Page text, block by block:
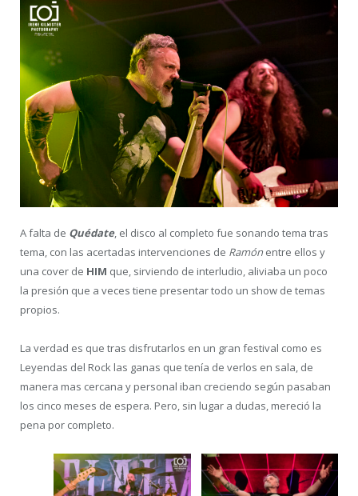
A falta de Quédate, el disco al completo fue sonando tema tras
tema, con las acertadas intervenciones de Ramón entre ellos y
una cover de HIM que, sirviendo de interludio, aliviaba un poco
la presión que a veces tiene presentar todo un show de temas
propios.
La verdad es que tras disfrutarlos en un gran festival como es
Leyendas del Rock las ganas que tenía de verlos en sala, de
manera mas cercana y personal iban creciendo según pasaban
los cinco meses de espera. Pero, sin lugar a dudas, mereció la
pena por completo.